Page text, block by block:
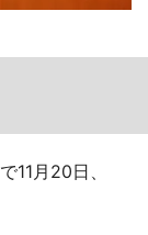
11月20日、